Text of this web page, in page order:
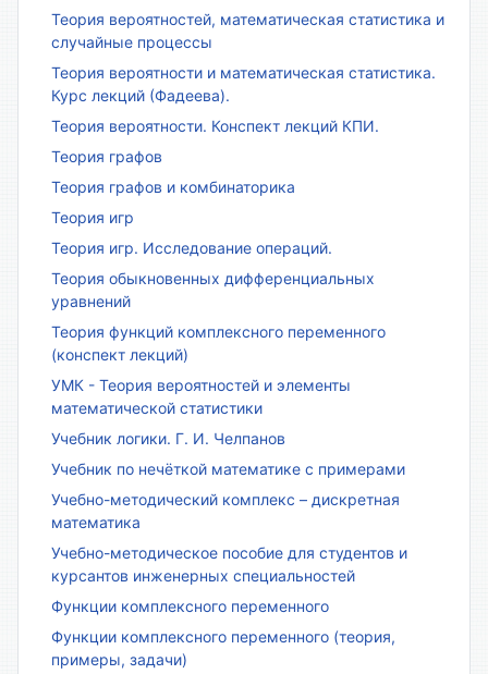
Теория вероятностей, математическая статистика и
случайные процессы
Теория вероятности и математическая статистика.
Курс лекций (Фадеева).
Теория вероятности. Конспект лекций КПИ.
Теория графов
Теория графов и комбинаторика
Теория игр
Теория игр. Исследование операций.
Теория обыкновенных дифференциальных
уравнений
Теория функций комплексного переменного
(конспект лекций)
УМК - Теория вероятностей и элементы
математической статистики
Учебник логики. Г. И. Челпанов
Учебник по нечёткой математике с примерами
Учебно-методический комплекс – дискретная
математика
Учебно-методическое пособие для студентов и
курсантов инженерных специальностей
Функции комплексного переменного
Функции комплексного переменного (теория,
примеры, задачи)